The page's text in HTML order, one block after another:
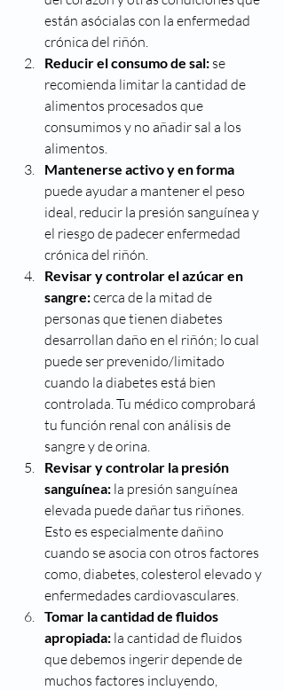
están asócialas con la enfermedad
crónica del riñón.
Reducir el consumo de sal: se
recomienda limitar la cantidad de
alimentos procesados que
consumimos y no añadir sal a los
alimentos.
Mantenerse activo y en forma
puede ayudar a mantener el peso
ideal, reducir la presión sanguínea y
el riesgo de padecer enfermedad
crónica del riñón.
Revisar y controlar el azúcar en
sangre: cerca de la mitad de
personas que tienen diabetes
desarrollan daño en el riñón; lo cual
puede ser prevenido/limitado
cuando la diabetes está bien
controlada. Tu médico comprobará
tu función renal con análisis de
sangre y de orina.
Revisar y controlar la presión
sanguínea: la presión sanguínea
elevada puede dañar tus riñones.
Esto es especialmente dañino
cuando se asocia con otros factores
como, diabetes, colesterol elevado y
enfermedades cardiovasculares.
Tomar la cantidad de fluidos
apropiada: la cantidad de fluidos
que debemos ingerir depende de
muchos factores incluyendo,